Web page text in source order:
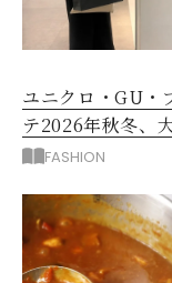
ユニクロ・GU・
テ2026年秋冬、
たい新作服は？
FASHION